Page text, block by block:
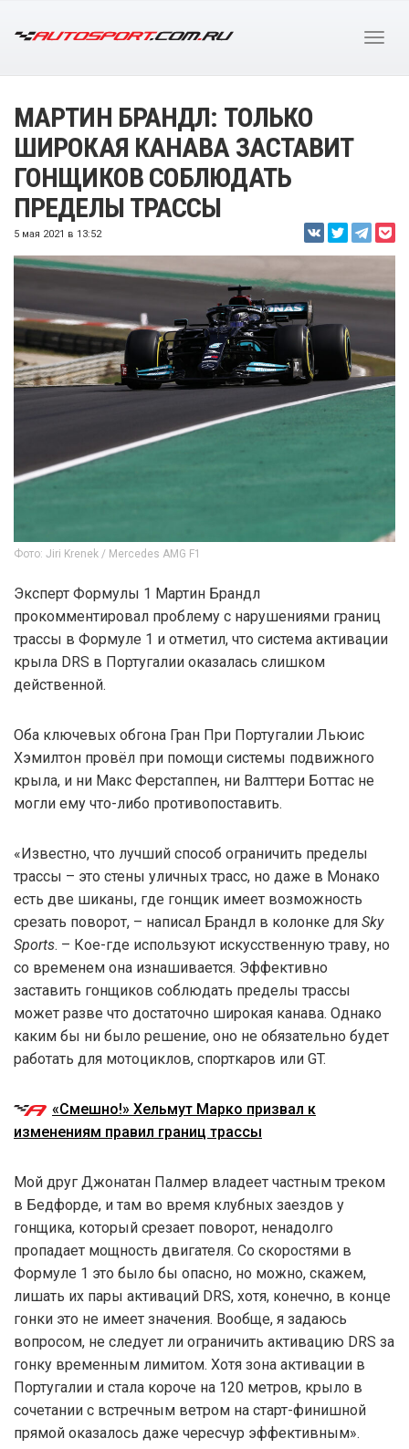
МАРТИН БРАНДЛ: ТОЛЬКО
ШИРОКАЯ КАНАВА ЗАСТАВИТ
ГОНЩИКОВ СОБЛЮДАТЬ
ПРЕДЕЛЫ ТРАССЫ
5 мая 2021 в 13:52
Фото: Jiri Krenek / Mercedes AMG F1
Эксперт Формулы 1 Мартин Брандл
прокомментировал проблему с нарушениями границ
трассы в Формуле 1 и отметил, что система активации
крыла DRS в Португалии оказалась слишком
действенной.
Оба ключевых обгона Гран При Португалии Льюис
Хэмилтон провёл при помощи системы подвижного
крыла, и ни Макс Ферстаппен, ни Валттери Боттас не
могли ему что-либо противопоставить.
«Известно, что лучший способ ограничить пределы
трассы – это стены уличных трасс, но даже в Монако
есть две шиканы, где гонщик имеет возможность
срезать поворот, – написал Брандл в колонке для Sky
Sports. – Кое-где используют искусственную траву, но
со временем она изнашивается. Эффективно
заставить гонщиков соблюдать пределы трассы
может разве что достаточно широкая канава. Однако
каким бы ни было решение, оно не обязательно будет
работать для мотоциклов, спорткаров или GT.
«Смешно!» Хельмут Марко призвал к
изменениям правил границ трассы
Мой друг Джонатан Палмер владеет частным треком
в Бедфорде, и там во время клубных заездов у
гонщика, который срезает поворот, ненадолго
пропадает мощность двигателя. Со скоростями в
Формуле 1 это было бы опасно, но можно, скажем,
лишать их пары активаций DRS, хотя, конечно, в конце
гонки это не имеет значения. Вообще, я задаюсь
вопросом, не следует ли ограничить активацию DRS за
гонку временным лимитом. Хотя зона активации в
Португалии и стала короче на 120 метров, крыло в
сочетании с встречным ветром на старт-финишной
прямой оказалось даже чересчур эффективным».